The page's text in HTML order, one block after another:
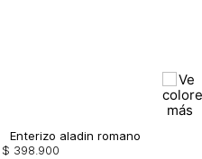
Enterizo aladin romano
$ 398 900